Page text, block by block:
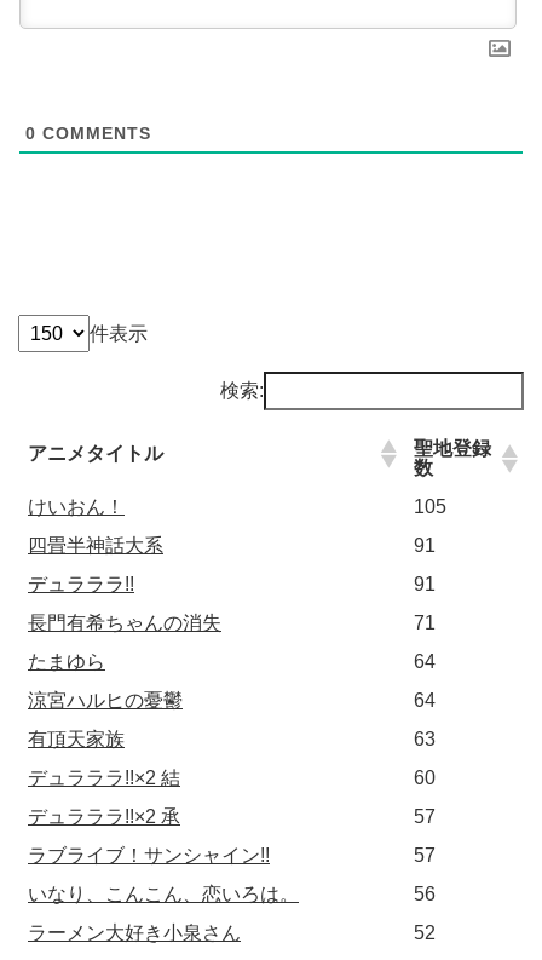
0 COMMENTS
件表示
検索:
アニメタイトル
聖地登録
数
けいおん！
105
四畳半神話大系
91
デュラララ!!
91
長門有希ちゃんの消失
71
たまゆら
64
涼宮ハルヒの憂鬱
64
有頂天家族
63
デュラララ!!×2 結
60
デュラララ!!×2 承
57
ラブライブ！サンシャイン!!
57
いなり、こんこん、恋いろは。
56
ラーメン大好き小泉さん
52